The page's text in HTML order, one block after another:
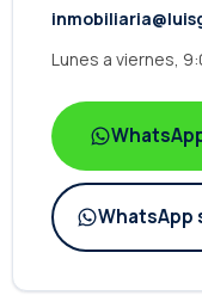
Lunes a viernes,
WhatsApp